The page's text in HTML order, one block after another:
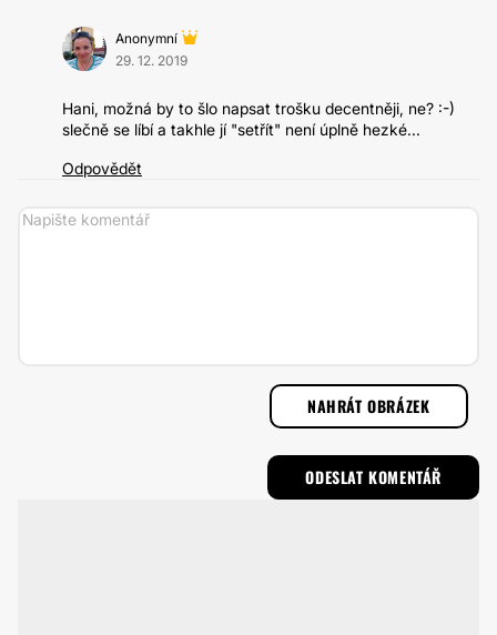
Anonymní
29. 12. 2019
Hani, možná by to šlo napsat trošku decentněji, ne? :-)
slečně se líbí a takhle jí "setřít" není úplně hezké...
Odpovědět
NAHRÁT OBRÁZEK